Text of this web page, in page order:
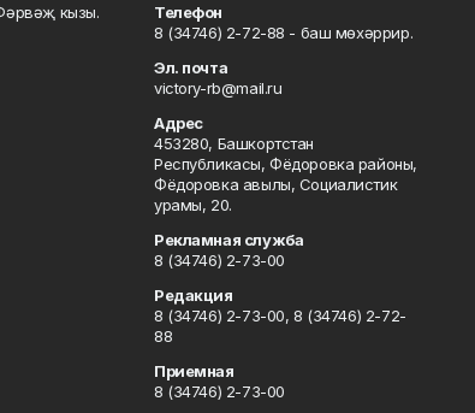
кызы.
Телефон
8 (34746) 2-72-88 - баш мөхәррир.
Эл. почта
victory-rb@mail.ru
Адрес
453280, Башкортстан
Республикасы, Фёдоровка районы,
Фёдоровка авылы, Социалистик
урамы, 20.
Рекламная служба
8 (34746) 2-73-00
Редакция
8 (34746) 2-73-00, 8 (34746) 2-72-
88
Приемная
8 (34746) 2-73-00